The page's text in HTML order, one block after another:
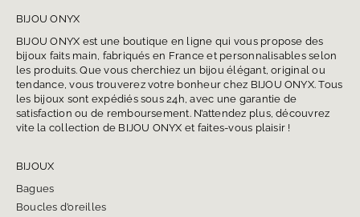
BIJOU ONYX
BIJOU ONYX est une boutique en ligne qui vous propose des
bijoux faits main, fabriqués en France et personnalisables selon
les produits. Que vous cherchiez un bijou élégant, original ou
tendance, vous trouverez votre bonheur chez BIJOU ONYX. Tous
les bijoux sont expédiés sous 24h, avec une garantie de
satisfaction ou de remboursement. N’attendez plus, découvrez
vite la collection de BIJOU ONYX et faites-vous plaisir !
BIJOUX
Bagues
Boucles d’oreilles